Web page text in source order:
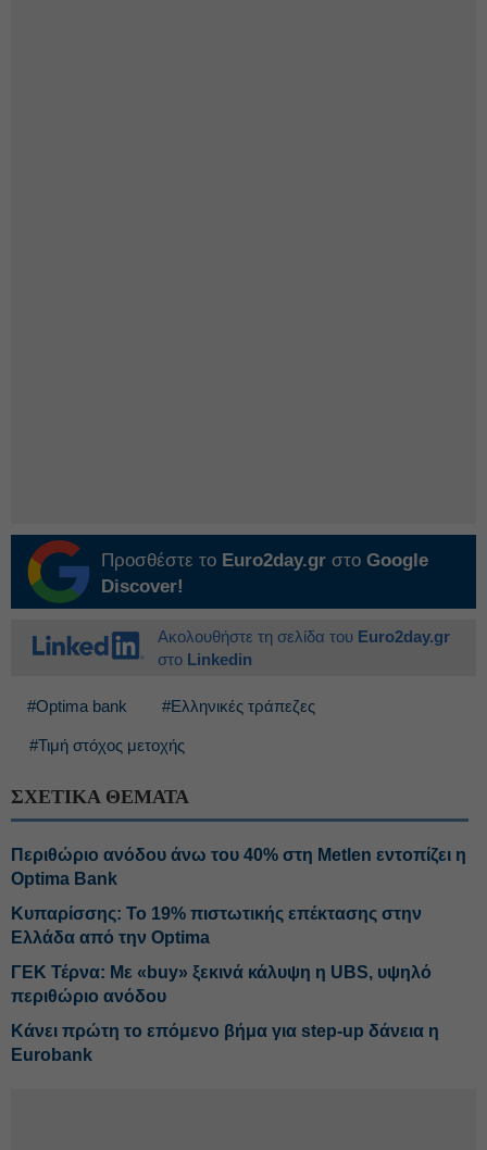
Προσθέστε το Euro2day.gr στο Google
Discover!
Ακολουθήστε τη σελίδα του Euro2day.gr
στο Linkedin
#Optima bank #Ελληνικές τράπεζες
#Τιμή στόχος μετοχής
ΣΧΕΤΙΚΑ ΘΕΜΑΤΑ
Περιθώριο ανόδου άνω του 40% στη Metlen εντοπίζει η
Optima Bank
Κυπαρίσσης: Το 19% πιστωτικής επέκτασης στην
Ελλάδα από την Optima
ΓΕΚ Τέρνα: Με «buy» ξεκινά κάλυψη η UBS, υψηλό
περιθώριο ανόδου
Κάνει πρώτη το επόμενο βήμα για step-up δάνεια η
Eurobank